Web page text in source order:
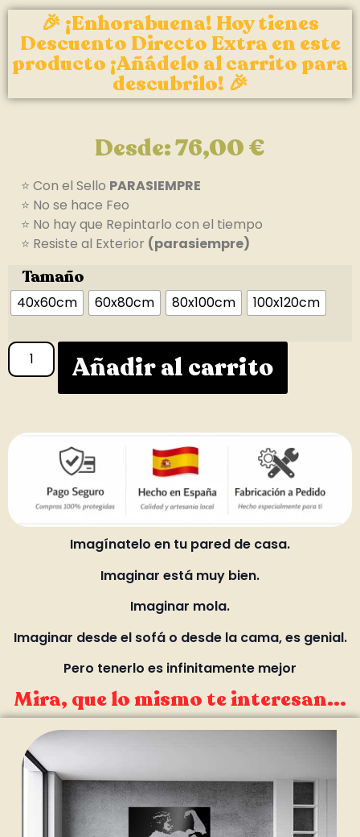
🎉 ¡Enhorabuena! Hoy tienes
Descuento Directo Extra en este
producto ¡Añádelo al carrito para
descubrilo! 🎉
Desde:76,00€
⭐ Con el Sello PARASIEMPRE
⭐ No se hace Feo
⭐ No hay que Repintarlo con el tiempo
⭐ Resiste al Exterior (parasiempre)
Tamaño
40x60cm 60x80cm 80x100cm 100x120cm
Añadir al carrito
Imagínatelo en tu pared de casa.
Imaginar está muy bien.
Imaginar mola.
Imaginar desde el sofá o desde la cama, es genial.
Pero tenerlo es infinitamente mejor
Mira, que lo mismo te interesan...